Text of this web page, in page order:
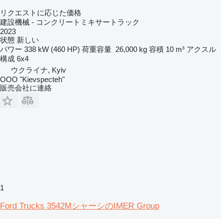
リクエストに応じた価格
建設機械 - コンクリートミキサートラック
2023
状態 新しい
パワー 338 kW (460 HP) 荷重容量 26,000 kg 容積 10 m³ アクスル
構成 6x4
ウクライナ, Kyiv
OOO "Kievspecteh"
販売会社に連絡
1
Ford Trucks 3542MシャーシのIMER Group